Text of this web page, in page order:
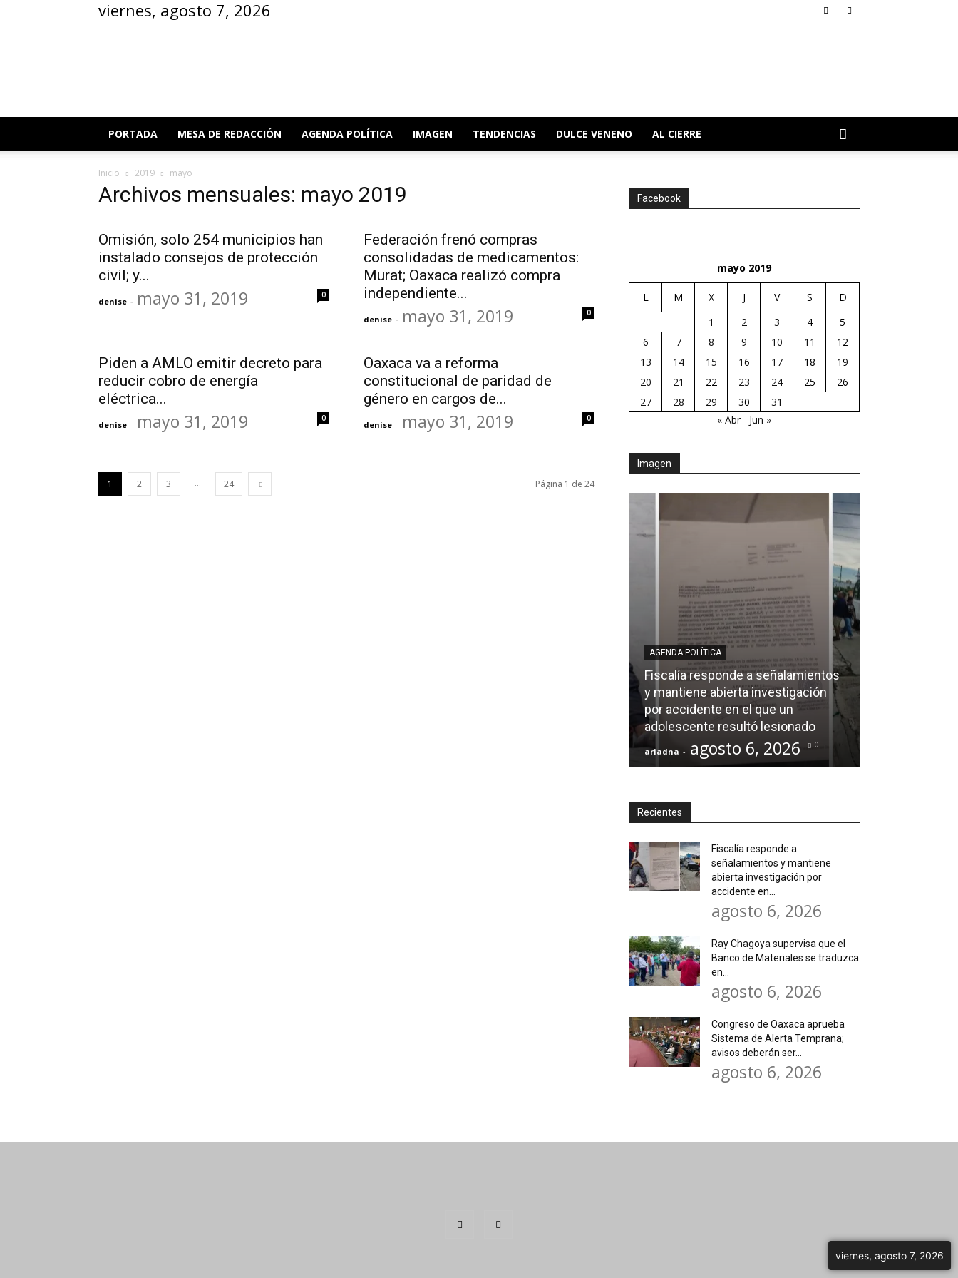
viernes, agosto 7, 2026
Redacción
PORTADA MESA DE REDACCIÓN AGENDA POLÍTICA IMAGEN TENDENCIAS DULCE VENENO AL CIERRE
Inicio 2019 mayo
Archivos mensuales: mayo 2019
Omisión, solo 254 municipios han
instalado consejos de protección
civil; y...
denise - mayo 31, 2019 0
Federación frenó compras
consolidadas de medicamentos:
Murat; Oaxaca realizó compra
independiente...
denise - mayo 31, 2019 0
Piden a AMLO emitir decreto para
reducir cobro de energía
eléctrica...
denise - mayo 31, 2019 0
Oaxaca va a reforma
constitucional de paridad de
género en cargos de...
denise - mayo 31, 2019 0
1 2 3 ... 24 Página 1 de 24
Facebook
mayo 2019
L M X J V S
D
1
2 3 4
5
6
7 8 9 10 11
12
13
14 15 16 17 18
19
20
21 22 23 24 25
26
27
28 29 30
31
« Abr
Jun »
Imagen
AGENDA POLÍTICA
Fiscalía responde a señalamientos
y mantiene abierta investigación
por accidente en el que un
adolescente resultó lesionado
ariadna - agosto 6, 2026 0
Recientes
Fiscalía responde a
señalamientos y mantiene
abierta investigación por
accidente en...
agosto 6, 2026
Ray Chagoya supervisa que el
Banco de Materiales se traduzca
en...
agosto 6, 2026
Congreso de Oaxaca aprueba
Sistema de Alerta Temprana;
avisos deberán ser...
agosto 6, 2026
viernes, agosto 7, 2026